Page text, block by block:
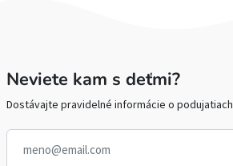
Neviete kam s deťmi?
Dostávajte pravidelné informácie o podujatiach